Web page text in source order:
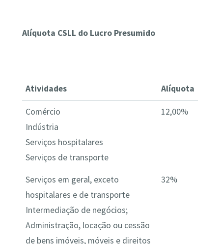
Alíquota CSLL do Lucro Presumido
Atividades Alíquota
Comércio
Indústria
Serviços hospitalares
Serviços de transporte
12,00%
Serviços em geral, exceto
hospitalares e de transporte
Intermediação de negócios;
Administração, locação ou cessão
de bens imóveis, móveis e direitos
32%